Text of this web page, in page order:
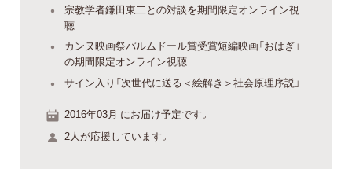
宗教学者鎌田東二との対談を期間限定オンライン視
聴
カンヌ映画祭パルムドール賞受賞短編映画「おはぎ」
の期間限定オンライン視聴
サイン入り「次世代に送る＜絵解き＞社会原理序説」
2016年03月 にお届け予定です。
2人が応援しています。